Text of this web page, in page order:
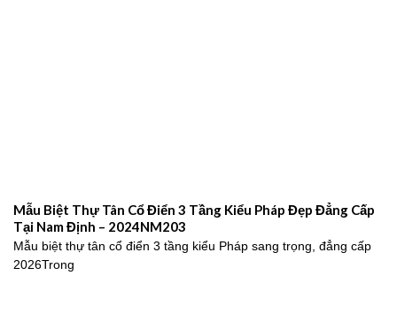
Mẫu Biệt Thự Tân Cổ Điển 3 Tầng Kiểu Pháp Đẹp Đẳng Cấp
Tại Nam Định – 2024NM203
Mẫu biệt thự tân cổ điển 3 tầng kiểu Pháp sang trọng, đẳng cấp
2026Trong